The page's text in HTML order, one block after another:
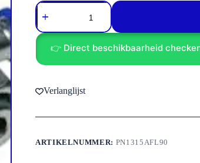
Perspilaar
aantal
👉 Direct beschikbaarheid
Verlanglijst
ARTIKELNUMMER: PN1315AFL90